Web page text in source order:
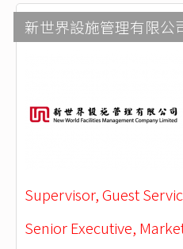
新世界設施管理有限公
Supervisor, Guest
Senior Executive,